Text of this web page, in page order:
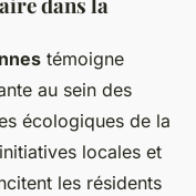
témoigne
au sein des
écologiques de la
locales et
les résidents